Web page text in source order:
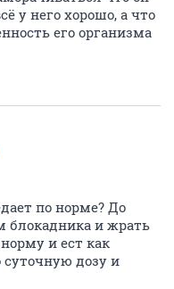
у него хорошо, а что
его организма
по норме? До
блокадника и жрать
и ест как
суточную дозу и